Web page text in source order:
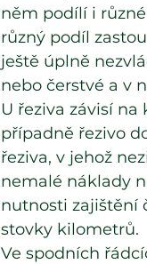
něm podílí i
různý podíl
ještě úplně
nebo čerstvé a v
U řeziva závisí
případně řezivo
řeziva, v jehož
nemalé náklady
nutnosti zajištění
stovky kilometrů.
Ve spodních